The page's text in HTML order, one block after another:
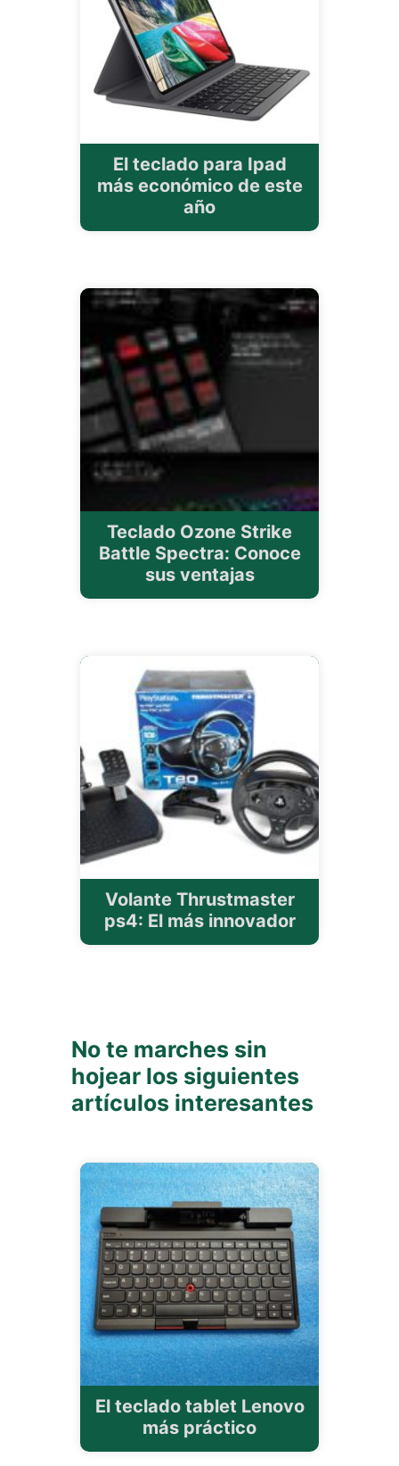
El teclado para Ipad
más económico de este
año
Teclado Ozone Strike
Battle Spectra: Conoce
sus ventajas
Volante Thrustmaster
ps4: El más innovador
No te marches sin
hojear los siguientes
artículos interesantes
El teclado tablet Lenovo
más práctico